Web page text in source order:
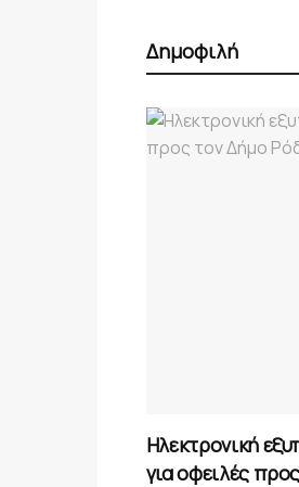
Δημοφιλή
Ηλεκτρονική
για οφειλές